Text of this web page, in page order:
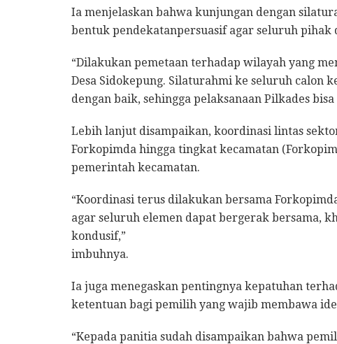
Ia menjelaskan bahwa kunjungan dengan
bentuk pendekatanpersuasif agar seluruh pihak
“Dilakukan pemetaan terhadap wilayah yang
Desa Sidokepung. Silaturahmi ke seluruh calon
dengan baik, sehingga pelaksanaan Pilkades
Lebih lanjut disampaikan, koordinasi lintas
Forkopimda hingga tingkat kecamatan
pemerintah kecamatan.
“Koordinasi terus dilakukan bersama
agar seluruh elemen dapat bergerak bersama,
kondusif,”
imbuhnya.
Ia juga menegaskan pentingnya kepatuhan
ketentuan bagi pemilih yang wajib membawa
“Kepada panitia sudah disampaikan bahwa